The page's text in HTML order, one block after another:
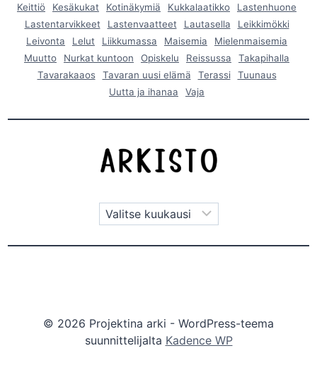
Keittiö
Kesäkukat Kotinäkymiä Kukkalaatikko
Lastenhuone
Lastentarvikkeet
Lastenvaatteet Lautasella
Leikkimökki
Leivonta
Lelut Liikkumassa Maisemia
Mielenmaisemia
Muutto
Nurkat kuntoon Opiskelu Reissussa
Takapihalla
Tavarakaaos
Tavaran uusi elämä Terassi
Tuunaus
Uutta ja ihanaa
Vaja
© 2026 Projektina arki - WordPress-teema
suunnittelijalta Kadence WP